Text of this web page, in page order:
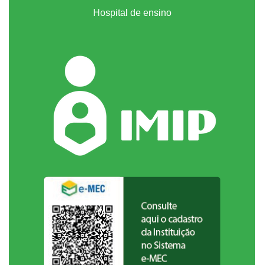
Hospital de ensino